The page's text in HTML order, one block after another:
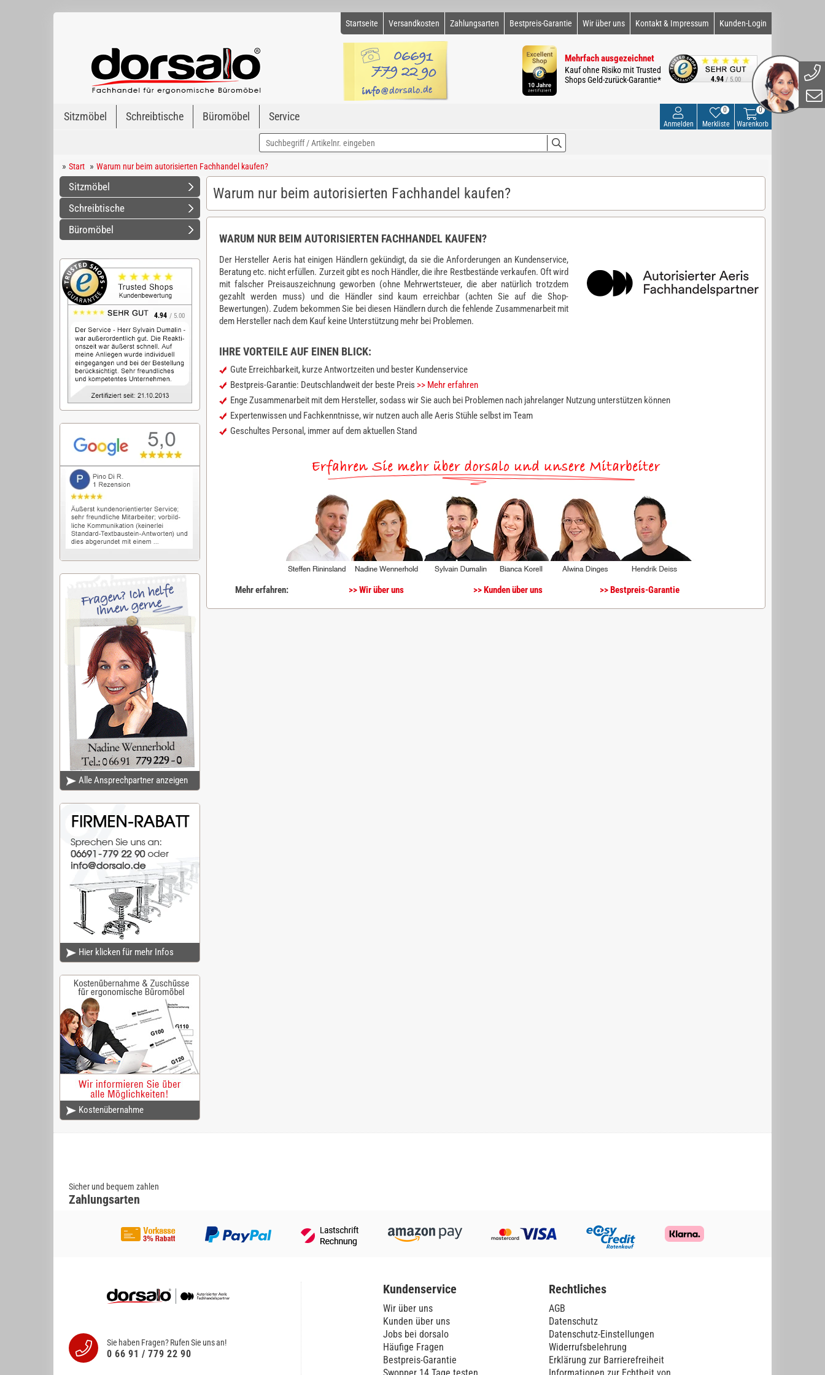
Startseite Versandkosten Zahlungsarten Bestpreis-Garantie Wir über uns Kontakt & Impressum Kunden-Login
Mehrfach ausgezeichnet
Kauf ohne Risiko mit Trusted
Shops Geld-zurück-Garantie*
4.94 / 5.00
Sitzmöbel Schreibtische Büromöbel Service
0
Warenkorb
Merkliste
0
Anmelden
» Start » Warum nur beim autorisierten Fachhandel kaufen?
Sitzmöbel
Schreibtische
Büromöbel
4.94 / 5.00
Alle Ansprechpartner anzeigen
Hier klicken für mehr Infos
Kostenübernahme
Warum nur beim autorisierten Fachhandel kaufen?
WARUM NUR BEIM AUTORISIERTEN FACHHANDEL KAUFEN?
Der Hersteller Aeris hat einigen Händlern gekündigt, da sie die Anforderungen an Kundenservice,
Beratung etc. nicht erfüllen. Zurzeit gibt es noch Händler, die ihre Restbestände verkaufen. Oft wird
mit falscher Preisauszeichnung geworben (ohne Mehrwertsteuer, die aber natürlich trotzdem
gezahlt werden muss) und die Händler sind kaum erreichbar (achten Sie auf die Shop-
Bewertungen). Zudem bekommen Sie bei diesen Händlern durch die fehlende Zusammenarbeit mit
dem Hersteller nach dem Kauf keine Unterstützung mehr bei Problemen.
IHRE VORTEILE AUF EINEN BLICK:
Gute Erreichbarkeit, kurze Antwortzeiten und bester Kundenservice
Bestpreis-Garantie: Deutschlandweit der beste Preis >> Mehr erfahren
Enge Zusammenarbeit mit dem Hersteller, sodass wir Sie auch bei Problemen nach jahrelanger Nutzung unterstützen können
Expertenwissen und Fachkenntnisse, wir nutzen auch alle Aeris Stühle selbst im Team
Geschultes Personal, immer auf dem aktuellen Stand
Mehr erfahren: >> Wir über uns >> Kunden über uns >> Bestpreis-Garantie
Sicher und bequem zahlen
Zahlungsarten
Sie haben Fragen? Rufen Sie uns an!
0 66 91 / 779 22 90
Kundenservice
Wir über uns
Kunden über uns
Jobs bei dorsalo
Häufige Fragen
Bestpreis-Garantie
Rechtliches
AGB
Datenschutz
Datenschutz-Einstellungen
Widerrufsbelehrung
Erklärung zur Barrierefreiheit